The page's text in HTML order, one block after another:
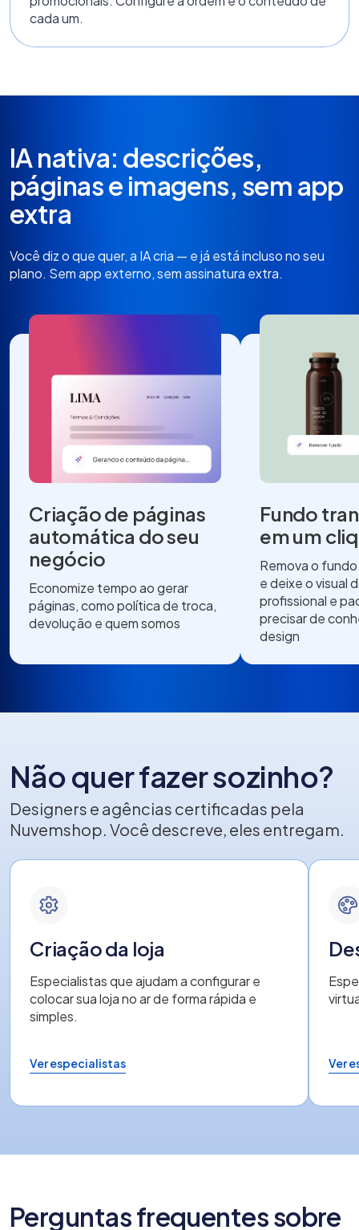
cada um.
IA nativa: descrições,
páginas e imagens, sem app
extra
Você diz o que quer, a IA cria — e já está incluso no seu
plano. Sem app externo, sem assinatura extra.
Criação de páginas
automática do seu
negócio
Economize tempo ao gerar
páginas, como política de troca,
devolução e quem somos
Fundo
em um
Remova o
e deixe o visual
profissional e
precisar de
design
Não quer fazer sozinho?
Designers e agências certificadas pela
Nuvemshop. Você descreve, eles entregam.
Criação da loja
Especialistas que ajudam a configurar e
colocar sua loja no ar de forma rápida e
simples.
Ver especialistas Ver
Perguntas frequentes sobre